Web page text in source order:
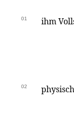
01 ihm
02